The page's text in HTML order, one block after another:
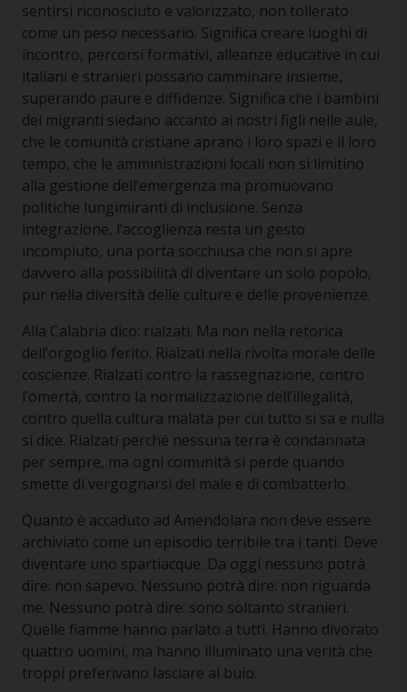
sentirsi riconosciuto e valorizzato, non tollerato
come un peso necessario. Significa creare luoghi di
incontro, percorsi formativi, alleanze educative in cui
italiani e stranieri possano camminare insieme,
superando paure e diffidenze. Significa che i bambini
dei migranti siedano accanto ai nostri figli nelle aule,
che le comunità cristiane aprano i loro spazi e il loro
tempo, che le amministrazioni locali non si limitino
alla gestione dell’emergenza ma promuovano
politiche lungimiranti di inclusione. Senza
integrazione, l’accoglienza resta un gesto
incompiuto, una porta socchiusa che non si apre
davvero alla possibilità di diventare un solo popolo,
pur nella diversità delle culture e delle provenienze.
Alla Calabria dico: rialzati. Ma non nella retorica
dell’orgoglio ferito. Rialzati nella rivolta morale delle
coscienze. Rialzati contro la rassegnazione, contro
l’omertà, contro la normalizzazione dell’illegalità,
contro quella cultura malata per cui tutto si sa e nulla
si dice. Rialzati perché nessuna terra è condannata
per sempre, ma ogni comunità si perde quando
smette di vergognarsi del male e di combatterlo.
Quanto è accaduto ad Amendolara non deve essere
archiviato come un episodio terribile tra i tanti. Deve
diventare uno spartiacque. Da oggi nessuno potrà
dire: non sapevo. Nessuno potrà dire: non riguarda
me. Nessuno potrà dire: sono soltanto stranieri.
Quelle fiamme hanno parlato a tutti. Hanno divorato
quattro uomini, ma hanno illuminato una verità che
troppi preferivano lasciare al buio.